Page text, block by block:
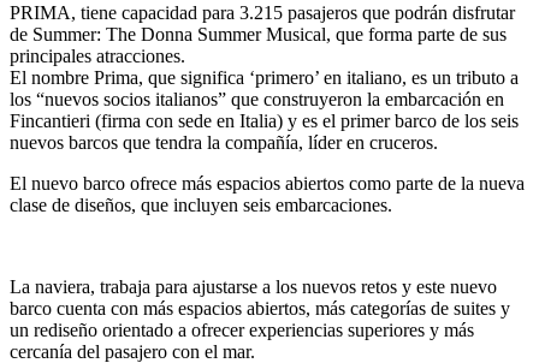
PRIMA, tiene capacidad para 3.215 pasajeros que podrán disfrutar
de Summer: The Donna Summer Musical, que forma parte de sus
principales atracciones.
El nombre Prima, que significa ‘primero’ en italiano, es un tributo a
los “nuevos socios italianos” que construyeron la embarcación en
Fincantieri (firma con sede en Italia) y es el primer barco de los seis
nuevos barcos que tendra la compañía, líder en cruceros.
El nuevo barco ofrece más espacios abiertos como parte de la nueva
clase de diseños, que incluyen seis embarcaciones.
La naviera, trabaja para ajustarse a los nuevos retos y este nuevo
barco cuenta con más espacios abiertos, más categorías de suites y
un rediseño orientado a ofrecer experiencias superiores y más
cercanía del pasajero con el mar.